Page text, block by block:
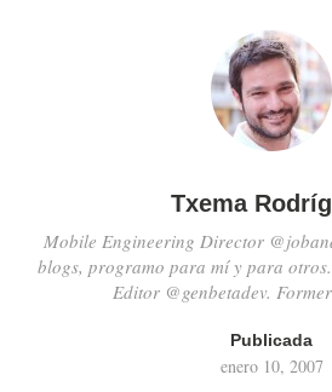
Txema
Mobile Engineering Director
blogs, programo para mí y para
Editor @genbetadev.
Publicada
enero 10, 2007